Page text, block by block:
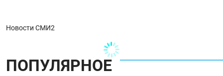
Новости СМИ2
ПОПУЛЯРНОЕ